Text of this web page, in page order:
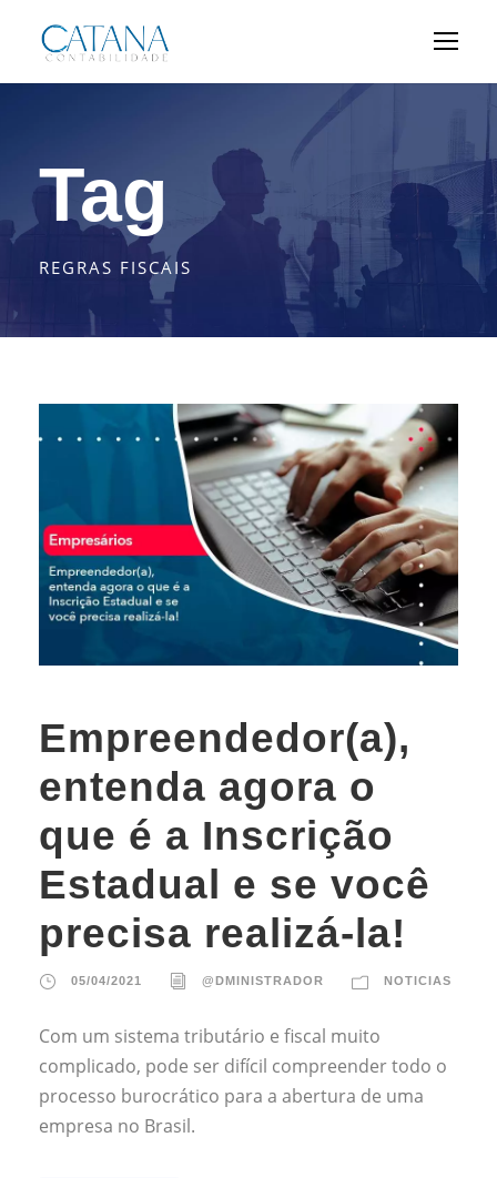
Tag
REGRAS FISCAIS
Empreendedor(a),
entenda agora o
que é a Inscrição
Estadual e se você
precisa realizá-la!
05/04/2021 @DMINISTRADOR NOTICIAS
Com um sistema tributário e fiscal muito
complicado, pode ser difícil compreender todo o
processo burocrático para a abertura de uma
empresa no Brasil.